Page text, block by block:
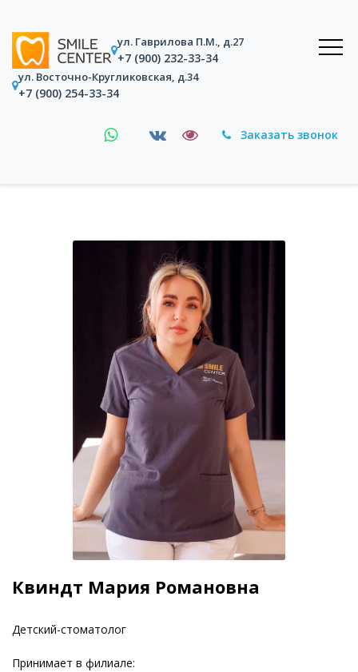
ул. Гаврилова П.М., д.27
+7 (900) 232-33-34
ул. Восточно-Кругликовская, д.34
+7 (900) 254-33-34
Заказать звонок
Квиндт Мария Романовна
Детский-стоматолог
Принимает в филиале: